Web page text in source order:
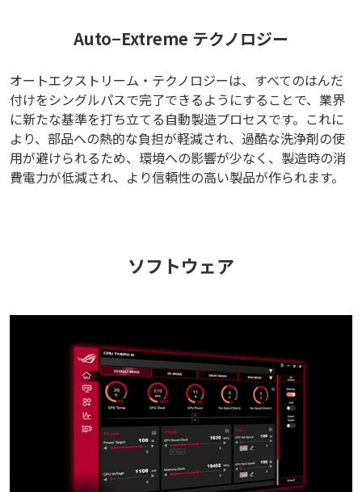
Auto−Extreme テクノロジー
オートエクストリーム・テクノロジーは、すべてのはんだ
付けをシングルパスで完了できるようにすることで、業界
に新たな基準を打ち立てる自動製造プロセスです。これに
より、部品への熱的な負担が軽減され、過酷な洗浄剤の使
用が避けられるため、環境への影響が少なく、製造時の消
費電力が低減され、より信頼性の高い製品が作られます。
ソフトウェア